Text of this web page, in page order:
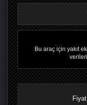
Bu araç için yakıt